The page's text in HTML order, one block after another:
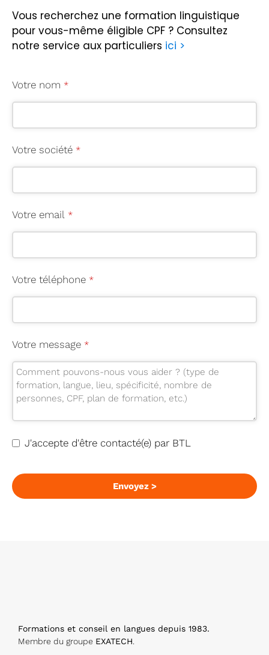
Vous recherchez une formation linguistique
pour vous-même éligible CPF ? Consultez
notre service aux particuliers ici >
Votre nom *
Votre société *
Y
o
r
W
si
*
Votre email *
Votre téléphone *
Votre message *
J'accepte d'être contacté(e) par BTL
Envoyez >
Formations et conseil en langues depuis 1983.
Membre du groupe EXATECH